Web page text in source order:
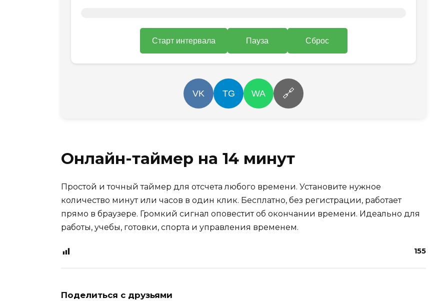
Старт интервала Пауза Сброс
VK TG WA 🔗
Онлайн-таймер на 14 минут
Простой и точный таймер для отсчета любого времени. Установите нужное
количество минут или часов в один клик. Бесплатно, без регистрации, работает
прямо в браузере. Громкий сигнал оповестит об окончании времени. Идеально для
работы, учебы, готовки, спорта и управления временем.
155
Поделиться с друзьями